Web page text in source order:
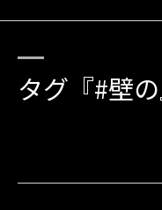
タグ『#壁